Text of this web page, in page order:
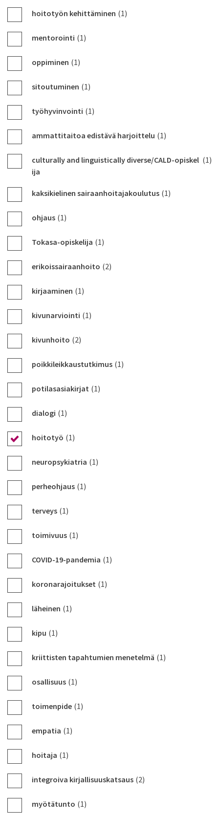
hoitotyön kehittäminen (1)
mentorointi (1)
oppiminen (1)
sitoutuminen (1)
työhyvinvointi (1)
ammattitaitoa edistävä harjoittelu (1)
culturally and linguistically diverse/CALD-opiskel
ija
(1)
kaksikielinen sairaanhoitajakoulutus (1)
ohjaus (1)
Tokasa-opiskelija (1)
erikoissairaanhoito (2)
kirjaaminen (1)
kivunarviointi (1)
kivunhoito (2)
poikkileikkaustutkimus (1)
potilasasiakirjat (1)
dialogi (1)
hoitotyö (1)
neuropsykiatria (1)
perheohjaus (1)
terveys (1)
toimivuus (1)
COVID-19-pandemia (1)
koronarajoitukset (1)
läheinen (1)
kipu (1)
kriittisten tapahtumien menetelmä (1)
osallisuus (1)
toimenpide (1)
empatia (1)
hoitaja (1)
integroiva kirjallisuuskatsaus (2)
myötätunto (1)